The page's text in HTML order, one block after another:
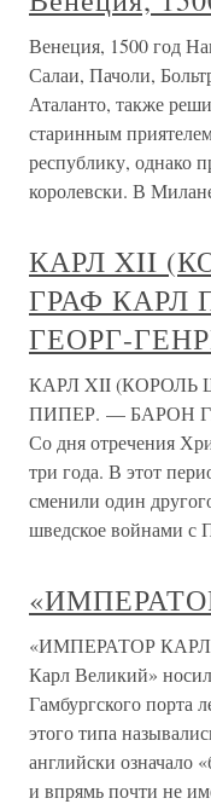
Венеция, 1500 год
Салаи, Пачоли,
Аталанто, также
старинным
республику, однако
королевски. В
КАРЛ XII
ГРАФ КАРЛ
ГЕОРГ-
КАРЛ XII (КОРОЛЬ
ПИПЕР. — БАРОН
Со дня отречения
три года. В этот
сменили один
шведское войнами с
«ИМПЕРАТОР КАРЛ
Карл Великий»
Гамбургского порта
этого типа
английски означало
и впрямь почти не